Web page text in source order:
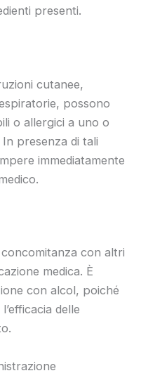
presenti.
cutanee,
possono
o allergici a uno o
presenza di tali
immediatamente
con altri
medica. È
con alcol, poiché
delle